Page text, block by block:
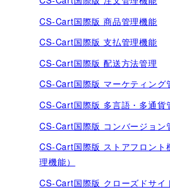
CS-Cart国際版 商品管理機能
CS-Cart国際版 支払管理機能
CS-Cart国際版 配送方法管理
CS-Cart国際版 マーケティング
CS-Cart国際版 多言語・多通貨
CS-Cart国際版 コンバージョン
CS-Cart国際版 ストアフロント
理機能）
CS-Cart国際版 クローズドサイ